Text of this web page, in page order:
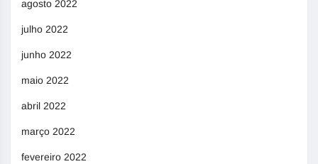
agosto 2022
julho 2022
junho 2022
maio 2022
abril 2022
março 2022
fevereiro 2022